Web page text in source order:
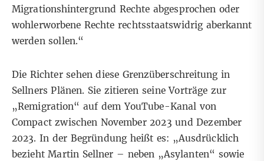
Migrationshintergrund Rechte abgesprochen oder
wohlerworbene Rechte rechtsstaatswidrig aberkannt
werden sollen.“
Die Richter sehen diese Grenzüberschreitung in
Sellners Plänen. Sie zitieren seine Vorträge zur
„Remigration“ auf dem YouTube-Kanal von
Compact zwischen November 2023 und Dezember
2023. In der Begründung heißt es: „Ausdrücklich
bezieht Martin Sellner – neben „Asylanten“ sowie